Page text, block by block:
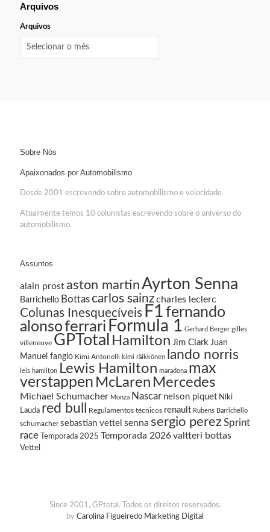
Arquivos
Arquivos
Sobre Nós
Apaixonados por Automobilismo
Desde 2001 escrevendo sobre automobilismo e velocidade.
Atualmente temos 10 colunistas escrevendo sobre o universo do
automobilismo.
Assuntos
alain prostaston martinAyrton Senna
Barrichello Bottas carlos sainzcharles leclerc
Colunas Inesquecíveis F1 fernando
alonsoferrari Formula 1 Gerhard Berger gilles
villeneuve GPTotal Hamilton Jim Clark Juan
Manuel fangio Kimi Antonelli kimi räikkönen lando norris
leis hamilton Lewis Hamilton maradona max
verstappen McLaren Mercedes
Michael Schumacher Monza Nascar nelson piquet Niki
Lauda red bull Regulamentos técnicos renault Rubens Barrichello
schumacher sebastian vettel senna sergio perezSprint
race Temporada 2025 Temporada 2026valtteri bottas
Vettel
Since 2001, GPtotal. Todos os direitos reservados.
by Carolina Figueiredo Marketing Digital